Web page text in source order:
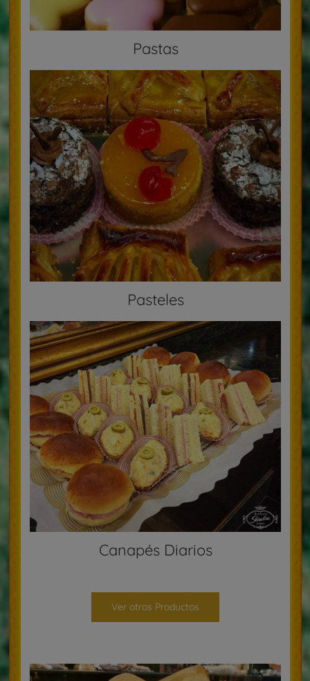
Pastas
Pasteles
Canapés Diarios
Ver otros Productos